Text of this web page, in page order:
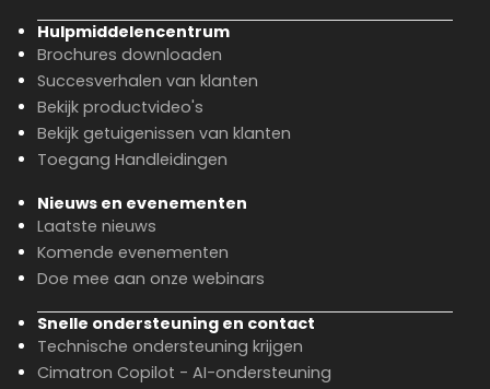
Hulpmiddelencentrum
Brochures downloaden
Succesverhalen van klanten
Bekijk productvideo's
Bekijk getuigenissen van klanten
Toegang Handleidingen
Nieuws en evenementen
Laatste nieuws
Komende evenementen
Doe mee aan onze webinars
Snelle ondersteuning en contact
Technische ondersteuning krijgen
Cimatron Copilot - AI-ondersteuning